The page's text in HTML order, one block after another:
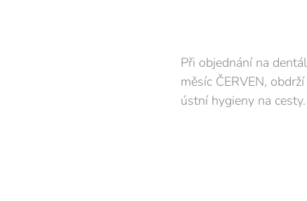
Při objednání na
měsíc ČERVEN,
ústní hygieny na cesty.